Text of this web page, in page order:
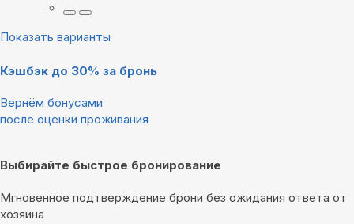
Показать варианты
Кэшбэк до 30% за бронь
Вернём бонусами
после оценки проживания
Выбирайте быстрое бронирование
Мгновенное подтверждение брони без ожидания ответа от
хозяина